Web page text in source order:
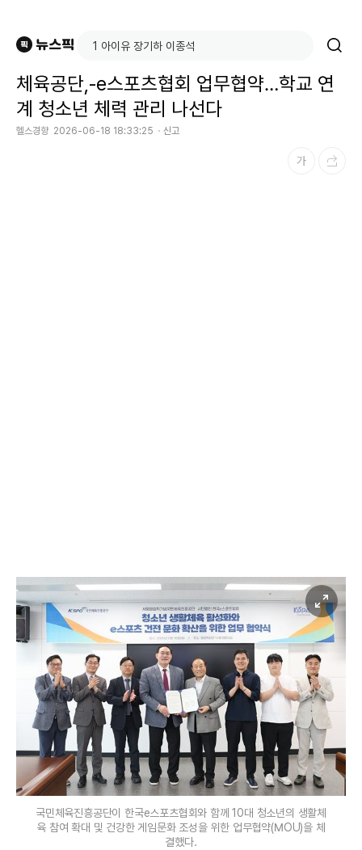
체육공단,-e스포츠협회 업무협약…학교 연
계 청소년 체력 관리 나선다
헬스경향 2026-06-18 18:33:25 신고
국민체육진흥공단이 한국e스포츠협회와 함께 10대 청소년의 생활체
육 참여 확대 및 건강한 게임문화 조성을 위한 업무협약(MOU)을 체
결했다.